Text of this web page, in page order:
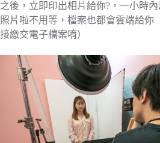
之後，立即印出相片給你?，一小時
照片啦不用等，檔案也都會雲端給你
接繳交電子檔案唷）